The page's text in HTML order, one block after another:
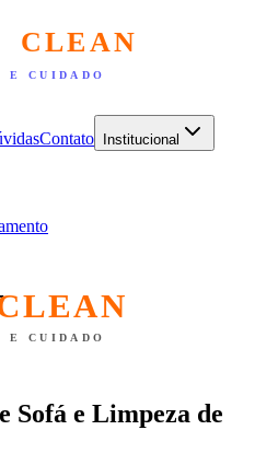
CLEAN
E CUIDADO
Contato Institucional
E CUIDADO
Sofá e Limpeza de